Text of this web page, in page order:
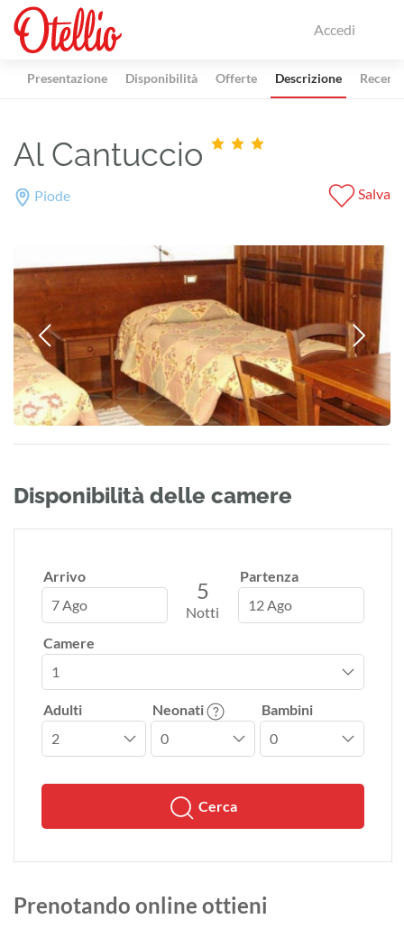
Accedi
Presentazione Disponibilità Offerte Descrizione
Al Cantuccio
Piode Salva
Disponibilità delle camere
Arrivo
7 Ago
5
Notti
Partenza
12 Ago
Camere
Adulti Neonati Bambini
Cerca
Prenotando online ottieni